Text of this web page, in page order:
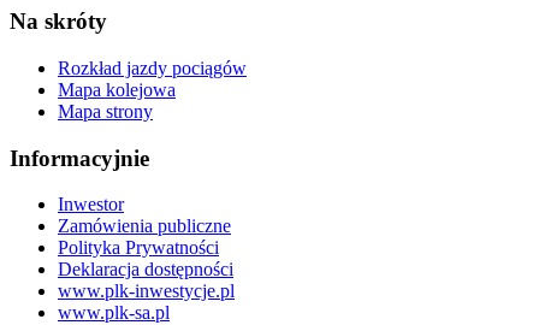
Na skróty
Rozkład jazdy pociągów
Mapa kolejowa
Mapa strony
Informacyjnie
Inwestor
Zamówienia publiczne
Polityka Prywatności
Deklaracja dostępności
www.plk-inwestycje.pl
www.plk-sa.pl